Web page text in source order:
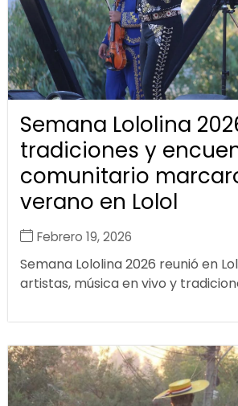
Semana Lololina
tradiciones y
comunitario
verano en Lolol
Febrero 19, 2026
Semana Lololina 2026 reunió en
artistas, música en vivo y